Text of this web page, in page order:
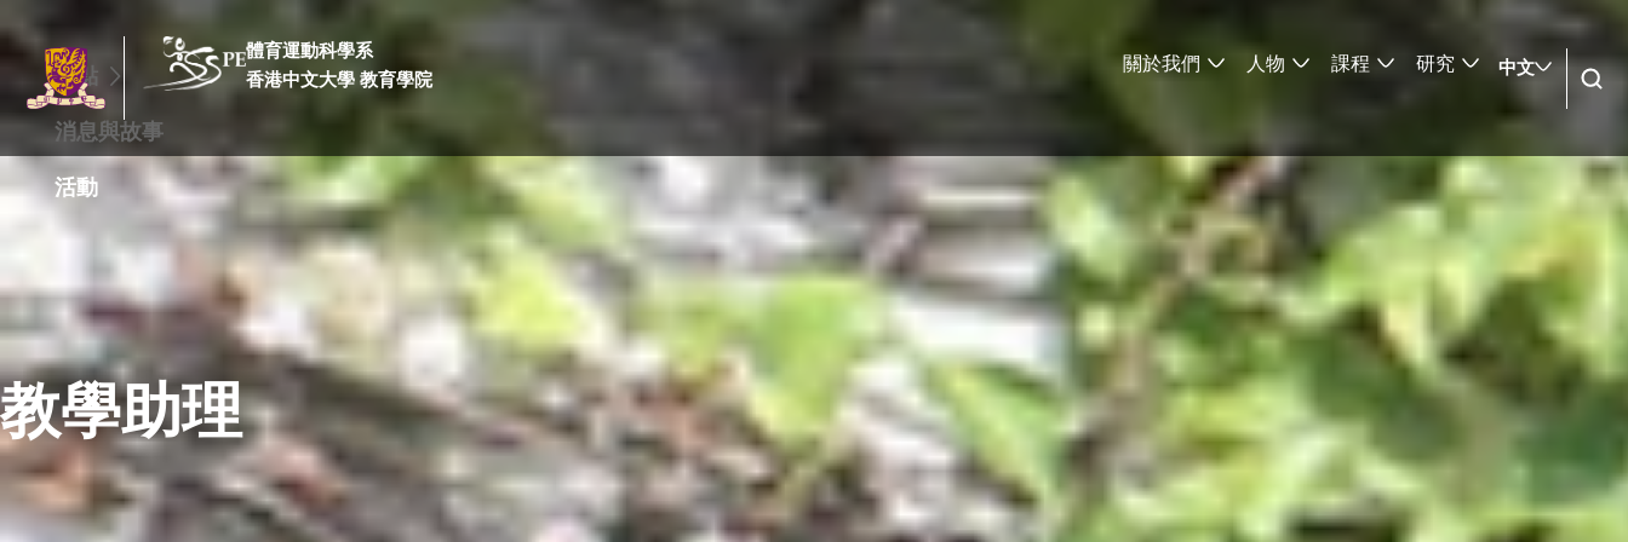
體育運動科學系
香港中文大學 教育學院
關於我們 人物 課程 研究 中文
教學助理
焦點
消息與故事
活動